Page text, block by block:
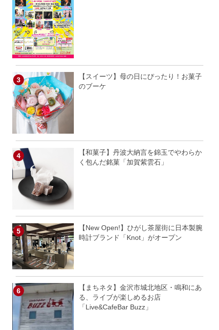
【スイーツ】母の日にぴったり！お菓子
のブーケ
【和菓子】丹波大納言を錦玉でやわらか
く包んだ銘菓「加賀紫雲石」
【New Open!】ひがし茶屋街に日本製腕
時計ブランド「Knot」がオープン
【まちネタ】金沢市城北地区・鳴和にあ
る、ライブが楽しめるお店
「Live&CafeBar Buzz」